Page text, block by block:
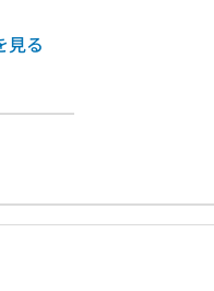
見る